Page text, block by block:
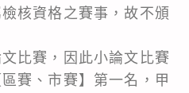
核資格之賽事，故不頒
比賽，因此小論文比賽
賽、市賽】第一名，甲